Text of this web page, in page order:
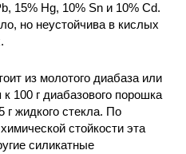
15% Hg, 10% Sn и 10% Cd.
но неустойчива в кислых
из молотого диабаза или
100 г диабазового порошка
г жидкого стекла. По
стойкости эта
силикатные